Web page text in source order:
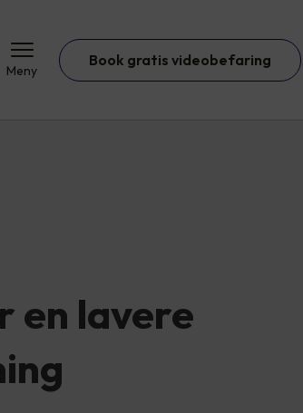
Meny
Book gratis videobefaring
en lavere